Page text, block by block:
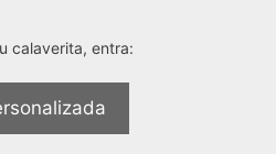
calaverita, entra: